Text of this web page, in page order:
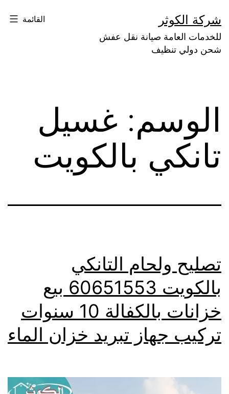
إلى
المحتوى
شركة الكوثر
للخدمات العامة صيانة نقل عفش
شحن دولي تنظيف
القائمة
الوسم: غسيل
تانكي بالكويت
تصليح ولحام التانكي
بالكويت 60651553 بيع
خزانات بالكفالة 10 سنوات
تركيب جهاز تبريد خزان الماء